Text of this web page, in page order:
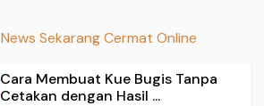
Sekarang Cermat Online
Cara Membuat Kue Bugis Tanpa
Cetakan dengan Hasil ...